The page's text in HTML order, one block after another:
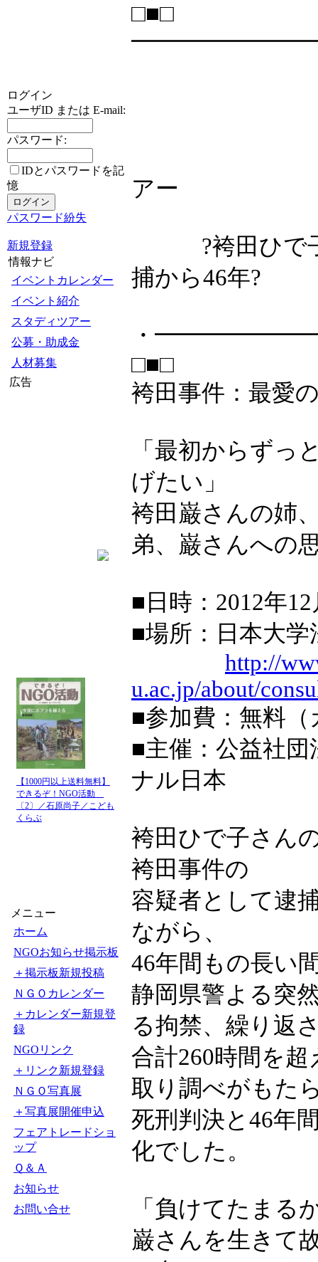
ログイン
ユーザID または E-mail:
パスワード:
IDとパスワードを記
憶
パスワード紛失
新規登録
情報ナビ
イベントカレンダー
イベント紹介
スタディツアー
公募・助成金
人材募集
広告
【1000円以上送料無料】
できるぞ！NGO活動
〔2〕／石原尚子／こども
くらぶ
メニュー
ホーム
NGOお知らせ掲示板
＋掲示板新規投稿
ＮＧＯカレンダー
＋カレンダー新規登
録
NGOリンク
＋リンク新規登録
ＮＧＯ写真展
＋写真展開催申込
フェアトレードショ
ップ
Ｑ＆Ａ
お知らせ
お問い合せ
□■□
アー
?袴田ひで子
捕から46年?
・
□■□
袴田事件：最愛
「最初からずっ
げたい」
袴田巌さんの姉
弟、巌さんへの
■日時：2012年
■場所：日本大
http://
u.ac.jp/about/
■参加費：無料
■主催：公益社
ナル日本
袴田ひで子さん
袴田事件の
容疑者として逮
ながら、
46年間もの長い
静岡県警よる突
る拘禁、繰り返
合計260時間を
取り調べがもた
死刑判決と46年
化でした。
「負けてたまる
巌さんを生きて